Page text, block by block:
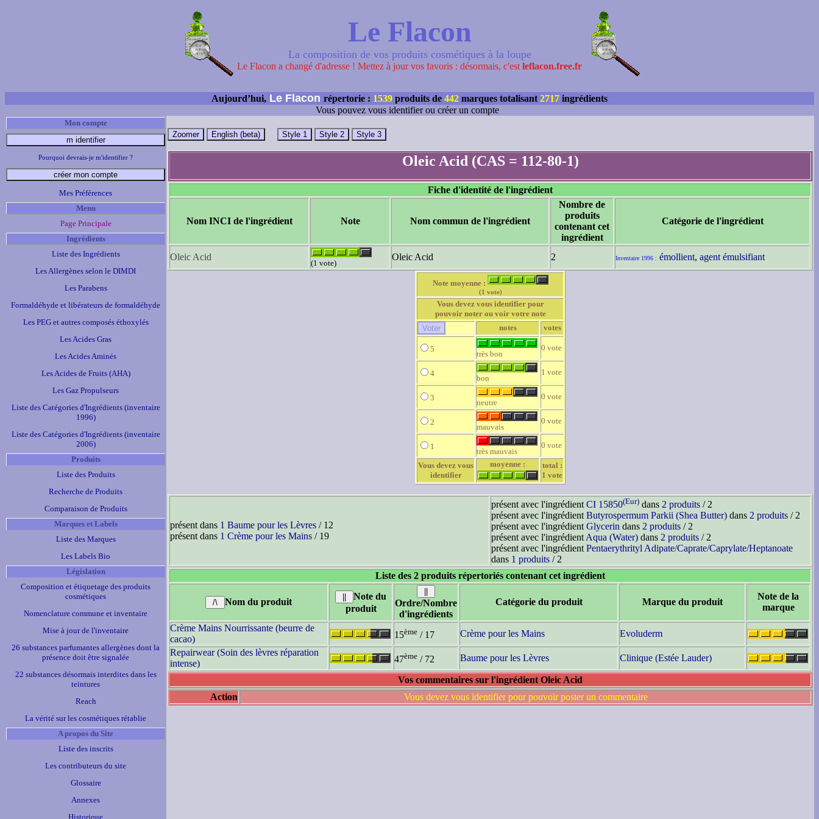
Le Flacon
La composition de vos produits cosmétiques à la loupe
Le Flacon a changé d'adresse ! Mettez à jour vos favoris : désormais, c'est leflacon.free.fr
Aujourd’hui, Le Flacon répertorie : 1539 produits de 442 marques totalisant 2717 ingrédients
Vous pouvez vous identifier ou créer un compte
Mon compte
Pourquoi devrais-je m'identifier ?
Mes Préférences
Menu
Page Principale
Ingrédients
Liste des Ingrédients
Les Allergènes selon le DIMDI
Les Parabens
Formaldéhyde et libérateurs de formaldéhyde
Les PEG et autres composés éthoxylés
Les Acides Gras
Les Acides Aminés
Les Acides de Fruits (AHA)
Les Gaz Propulseurs
Liste des Catégories d'Ingrédients (inventaire
1996)
Liste des Catégories d'Ingrédients (inventaire
2006)
Produits
Liste des Produits
Recherche de Produits
Comparaison de Produits
Marques et Labels
Liste des Marques
Les Labels Bio
Législation
Composition et étiquetage des produits
cosmétiques
Nomenclature commune et inventaire
Mise à jour de l'inventaire
26 substances parfumantes allergènes dont la
présence doit être signalée
22 substances désormais interdites dans les
teintures
Reach
La vérité sur les cosmétiques rétablie
A propos du Site
Liste des inscrits
Les contributeurs du site
Glossaire
Annexes
Historique
Oleic Acid (CAS = 112-80-1)
Fiche d'identité de l'ingrédient
Nom INCI de l'ingrédient Note Nom commun de l'ingrédient
Nombre de
produits
contenant cet
ingrédient
Catégorie de l'ingrédient
Oleic Acid
(1 vote)
Oleic Acid 2 Inventaire 1996 : émollient, agent émulsifiant
Note moyenne :
(1 vote)
Vous devez vous identifier pour
pouvoir noter ou voir votre note
notes
votes
5
très bon
0 vote
4
bon
1 vote
3
neutre
0 vote
2
mauvais
0 vote
1
très mauvais
0 vote
Vous devez vous
identifier
moyenne :
total :
1 vote
présent dans 1 Baume pour les Lèvres / 12
présent dans 1 Crème pour les Mains / 19
présent avec l'ingrédient CI 15850(Eur) dans 2 produits / 2
présent avec l'ingrédient Butyrospermum Parkii (Shea Butter) dans 2 produits / 2
présent avec l'ingrédient Glycerin dans 2 produits / 2
présent avec l'ingrédient Aqua (Water) dans 2 produits / 2
présent avec l'ingrédient Pentaerythrityl Adipate/Caprate/Caprylate/Heptanoate
dans 1 produits / 2
Liste des 2 produits répertoriés contenant cet ingrédient
Nom du produit
Note du
produit
Ordre/Nombre
d'ingrédients
Catégorie du produit Marque du produit
Note de la
marque
Crème Mains Nourrissante (beurre de
cacao)
15ème / 17 Crème pour les Mains
Evoluderm
Repairwear (Soin des lèvres réparation
intense)
47ème / 72 Baume pour les Lèvres Clinique (Estée Lauder)
Vos commentaires sur l'ingrédient Oleic Acid
Action
Vous devez vous identifier pour pouvoir poster un commentaire